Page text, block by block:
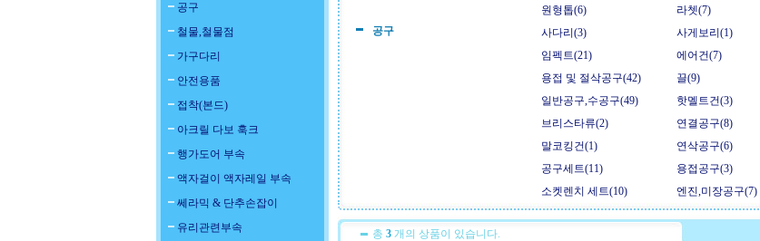
공구
철물,철물점
가구다리
안전용품
접착(본드)
아크릴 다보 훅크
행가도어 부속
액자걸이 액자레일 부속
쎄라믹 & 단추손잡이
유리관련부속
공구
원형톱(6)
라쳇(7)
사다리(3)
사게보리(1)
임펙트(21)
에어건(7)
용접 및 절삭공구(42)
끌(9)
일반공구,수공구(49)
핫멜트건(3)
브리스타류(2)
연결공구(8)
말코킹건(1)
연삭공구(6)
공구세트(11)
용접공구(3)
소켓렌치 세트(10)
엔진,미장공구(7)
총 3 개의 상품이 있습니다.